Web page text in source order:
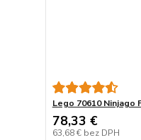
Lego 70610 Ninjago
78,33 €
63,68 € bez DPH